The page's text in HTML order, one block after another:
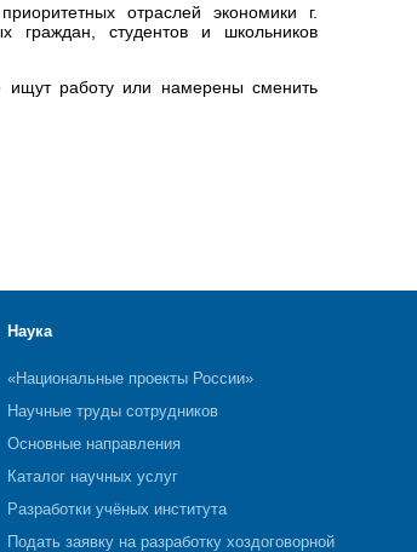
отраслей экономики г.
граждан, студентов и школьников
ищут работу или намерены сменить
Наука
«Национальные проекты России»
Научные труды сотрудников
Основные направления
Каталог научных услуг
Разработки учёных института
Подать заявку на разработку хоздоговорной